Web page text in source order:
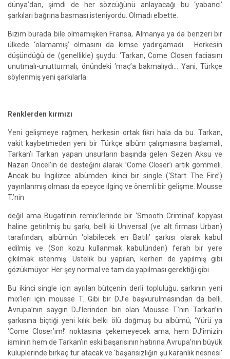
dünya’dan, şimdi de her sözcüğünü anlayacağı bu ‘yabancı’
şarkıları bağrına basması isteniyordu. Olmadı elbette.
Bizim burada bile olmamışken Fransa, Almanya ya da benzeri bir
ülkede ‘olamamış’ olmasını da kimse yadırgamadı. Herkesin
düşündüğü de (genellikle) şuydu: ‘Tarkan, Come Closen faciasını
unutmalı-unutturmalı, önündeki ‘maç’a bakmalıydı… Yani, Türkçe
söylenmiş yeni şarkılarla.
Renklerden kırmızı
Yeni gelişmeye rağmen, herkesin ortak fikri hala da bu. Tarkan,
vakit kaybetmeden yeni bir Türkçe albüm çalışmasına başlamalı,
Tarkan’ı Tarkan yapan unsurların başında gelen Sezen Aksu ve
Nazan Öncel’in de desteğini alarak ’Come Closer’ı artık gömmeli.
Ancak bu İngilizce albümden ikinci bir single (‘Start The Fire’)
yayınlanmış olması da epeyce ilginç ve önemli bir gelişme. Mousse
T.’nin
değil ama Bugati’nin remix’lerinde bir ‘Smooth Criminal’ kopyası
haline getirilmiş bu şarkı, belli ki Universal (ve alt firması Urban)
tarafından, albümün ‘olabilecek en Batılı’ şarkısı olarak kabul
edilmiş ve (Son kozu kullanmak kabulünden) ferah bir yere
çıkılmak istenmiş. Üstelik bu yapılan, kerhen de yapılmış gibi
gözükmüyor. Her şey normal ve tam da yapılması gerektiği gibi.
Bu ikinci single için ayrılan bütçenin derli topluluğu, şarkının yeni
mix’leri için mousse T. Gibi bir DJ’e başvurulmasından da belli.
Avrupa’nın saygın DJ’lerinden biri olan Mousse T.’nin Tarkan’ın
şarkısına biçtiği yeni kılık belki ölü doğmuş bu albümü, ‘Yürü ya
‘Come Closer’ım!’ noktasına çekemeyecek ama, hem DJ’imizin
isminin hem de Tarkan’ın eski başarısının hatırına Avrupa’nın büyük
kulüplerinde birkaç tur atacak ve ‘başarısızlığın şu karanlık nesnesi’